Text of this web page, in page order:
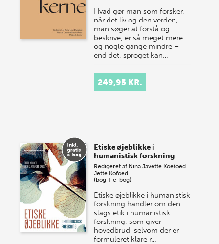
Hvad gør man som forsker,
når det liv og den verden,
man søger at forstå og
beskrive, er så meget mere –
og nogle gange mindre –
end det, sproget kan…
249,95 KR.
Etiske øjeblikke i
humanistisk forskning
Redigeret af Nina Javette Koefoed
Jette Kofoed
(bog + e-bog)
Etiske øjeblikke i humanistisk
forskning handler om den
slags etik i humanistisk
forskning, som giver
hovedbrud, selvom der er
formuleret klare r…